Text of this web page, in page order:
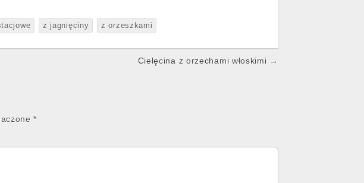
z jagnięciny z orzeszkami
Cielęcina z orzechami włoskimi →
*